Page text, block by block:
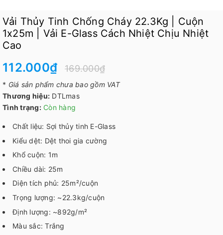
Vải Thủy Tinh Chống Cháy 22.3Kg | Cuộn
1x25m | Vải E-Glass Cách Nhiệt Chịu Nhiệt
Cao
112.000₫ 169.000₫
* Giá sản phẩm chưa bao gồm VAT
Thương hiệu: DTLmas
Tình trạng: Còn hàng
Chất liệu: Sợi thủy tinh E-Glass
Kiểu dệt: Dệt thoi gia cường
Khổ cuộn: 1m
Chiều dài: 25m
Diện tích phủ: 25m²/cuộn
Trọng lượng: ~22.3kg/cuộn
Định lượng: ~892g/m²
Màu sắc: Trắng